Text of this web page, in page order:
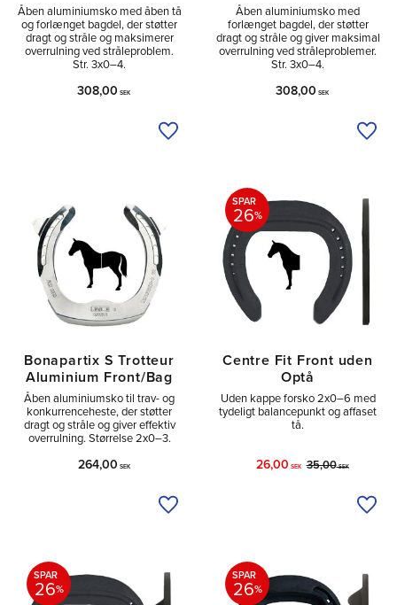
Åben aluminiumsko med åben tå
og forlænget bagdel, der støtter
dragt og stråle og maksimerer
overrulning ved stråleproblem.
Str. 3x0–4.
308,00 SEK
Tilføj til ønskeliste
Åben aluminiumsko med
forlænget bagdel, der støtter
dragt og stråle og giver maksimal
overrulning ved stråleproblemer.
Str. 3x0–4.
308,00 SEK
Bonapartix S Trotteur
Aluminium Front/Bag
Åben aluminiumsko til trav- og
konkurrenceheste, der støtter
dragt og stråle og giver effektiv
overrulning. Størrelse 2x0–3.
264,00 SEK
Tilføj til ønskeliste
Centre Fit Front uden
Optå
Uden kappe forsko 2x0–6 med
tydeligt balancepunkt og affaset
tå.
26,00 SEK 35,00SEK
SPAR
26%
SPAR
26%
SPAR
26%